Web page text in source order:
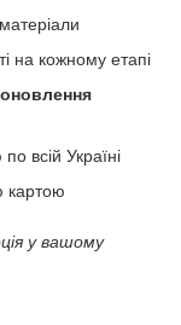
на кожному етапі
всій Україні
картою
у вашому